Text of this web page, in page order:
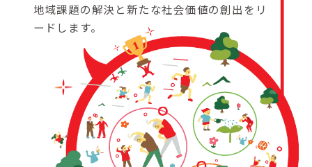
地域課題の解決と新たな社会価値の創出をリ
ードします。